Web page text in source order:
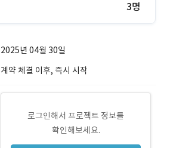
3명
2025년 04월 30일
계약 체결 이후, 즉시 시작
로그인해서 프로젝트 정보를
확인해보세요.